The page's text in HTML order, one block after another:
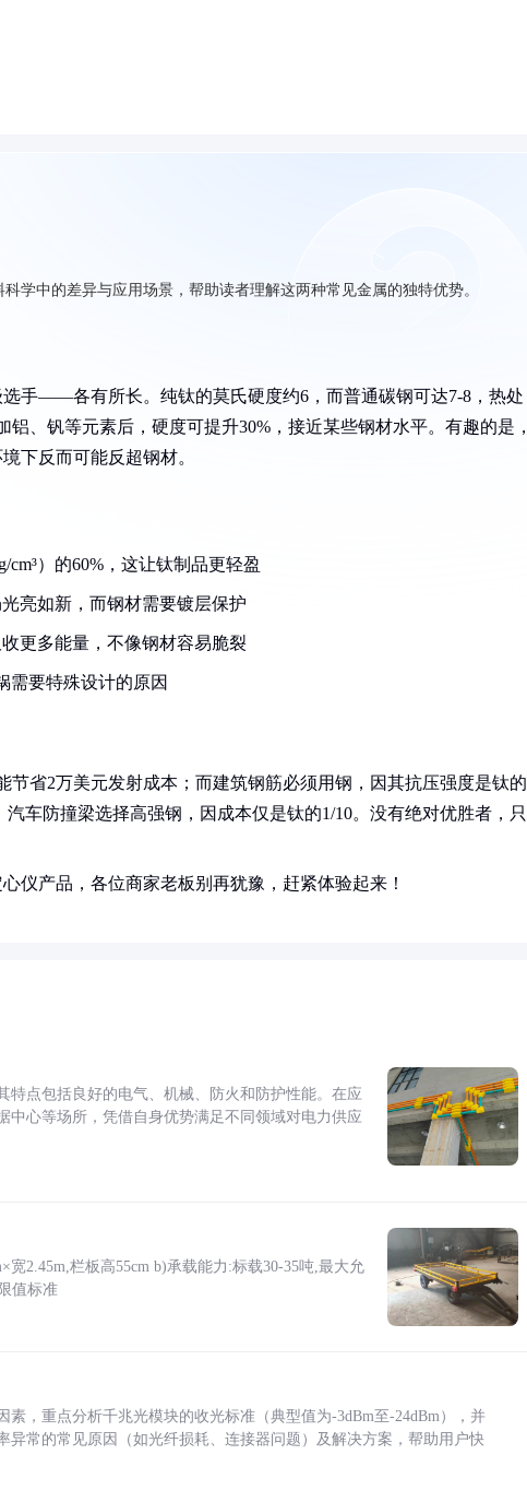
学中的差异与应用场景，帮助读者理解这两种常见金属的独特优势。
手——各有所长。纯钛的莫氏硬度约6，而普通碳钢可达7-8，热处
、钒等元素后，硬度可提升30%，接近某些钢材水平。有趣的是，
下反而可能反超钢材。
cm³）的60%，这让钛制品更轻盈
亮如新，而钢材需要镀层保护
更多能量，不像钢材容易脆裂
需要特殊设计的原因
节省2万美元发射成本；而建筑钢筋必须用钢，因其抗压强度是钛的
车防撞梁选择高强钢，因成本仅是钛的1/10。没有绝对优胜者，只
仪产品，各位商家老板别再犹豫，赶紧体验起来！
点包括良好的电气、机械、防火和防护性能。在应
中心等场所，凭借自身优势满足不同领域对电力供应
2.45m,栏板高55cm b)承载能力:标载30-35吨,最大允
值标准
，重点分析千兆光模块的收光标准（典型值为-3dBm至-24dBm），并
异常的常见原因（如光纤损耗、连接器问题）及解决方案，帮助用户快